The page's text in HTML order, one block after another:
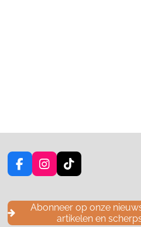
F
a
e
o
I
n
t
a
g
T
i
T
o
k
Abonneer op onze
artikelen en